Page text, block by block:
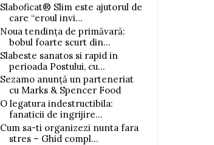
Slaboficat® Slim este ajutorul de
care “eroul invi...
Noua tendința de primăvară:
bobul foarte scurt din...
Slabeste sanatos si rapid in
perioada Postului, cu...
Sezamo anunță un parteneriat
cu Marks & Spencer Food
O legatura indestructibila:
fanaticii de ingrijire...
Cum sa-ti organizezi nunta fara
stres – Ghid compl...